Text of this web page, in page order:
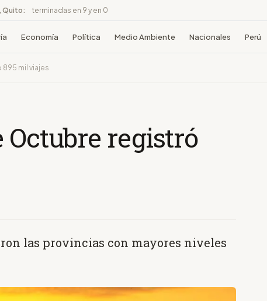
Quito: terminadas en 9 y en 0
Economía Política Medio Ambiente Nacionales Perú
mil viajes
Octubre registró
las provincias con mayores niveles